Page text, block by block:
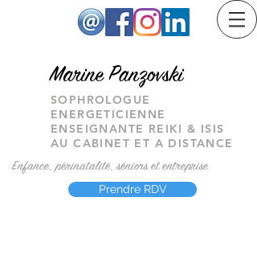
Marine Panzovski
SOPHROLOGUE
ENERGETICIENNE
ENSEIGNANTE REIKI & ISIS
AU CABINET ET A DISTANCE
Enfance, périnatalité, séniors et entreprise
Prendre RDV